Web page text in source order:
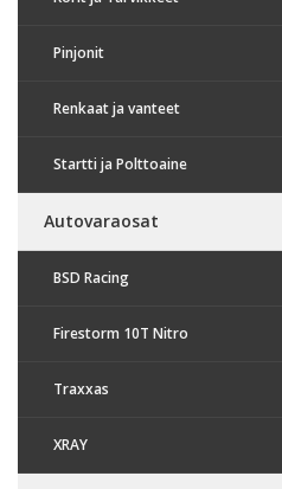
Pinjonit
Renkaat ja vanteet
Startti ja Polttoaine
Autovaraosat
BSD Racing
Firestorm 10T Nitro
Traxxas
XRAY